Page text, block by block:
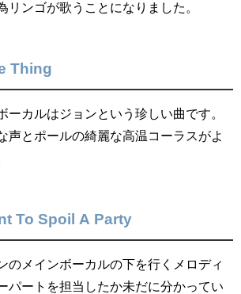
リンゴが歌うことになりました。
Thing
ーカルはジョンという珍しい曲です。
声とポールの綺麗な高温コーラスがよ
To Spoil A Party
のメインボーカルの下を行くメロディ
パートを担当したか未だに分かってい